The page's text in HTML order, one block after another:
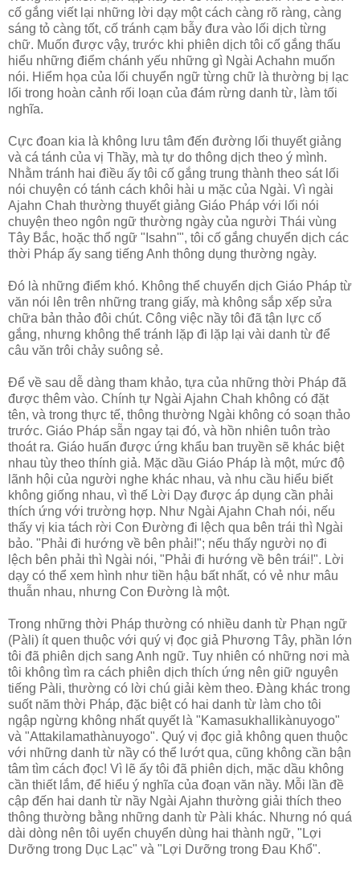
cố gắng viết lại những lời dạy một cách càng rõ ràng, càng
sáng tỏ càng tốt, cố tránh cạm bẫy đưa vào lối dịch từng
chữ. Muốn được vậy, trước khi phiên dịch tôi cố gắng thấu
hiểu những điểm chánh yếu những gì Ngài Achahn muốn
nói. Hiểm họa của lối chuyển ngữ từng chữ là thường bị lạc
lối trong hoàn cảnh rối loạn của đám rừng danh từ, làm tối
nghĩa.
Cực đoan kia là không lưu tâm đến đường lối thuyết giảng
và cá tánh của vị Thầy, mà tự do thông dịch theo ý mình.
Nhằm tránh hai điều ấy tôi cố gắng trung thành theo sát lối
nói chuyện có tánh cách khôi hài u mặc của Ngài. Vì ngài
Ajahn Chah thường thuyết giảng Giáo Pháp với lối nói
chuyện theo ngôn ngữ thường ngày của người Thái vùng
Tây Bắc, hoặc thổ ngữ "Isahn'", tôi cố gắng chuyển dịch các
thời Pháp ấy sang tiếng Anh thông dụng thường ngày.
Đó là những điểm khó. Không thể chuyển dịch Giáo Pháp từ
văn nói lên trên những trang giấy, mà không sắp xếp sửa
chữa bản thảo đôi chút. Công việc nầy tôi đã tận lực cố
gắng, nhưng không thể tránh lặp đi lặp lại vài danh từ để
câu văn trôi chảy suông sẻ.
Để về sau dễ dàng tham khảo, tựa của những thời Pháp đã
được thêm vào. Chính tự Ngài Ajahn Chah không có đặt
tên, và trong thực tế, thông thường Ngài không có soạn thảo
trước. Giáo Pháp sẵn ngay tại đó, và hồn nhiên tuôn trào
thoát ra. Giáo huấn được ứng khẩu ban truyền sẽ khác biệt
nhau tùy theo thính giả. Mặc dầu Giáo Pháp là một, mức độ
lãnh hội của người nghe khác nhau, và nhu cầu hiểu biết
không giống nhau, vì thế Lời Dạy được áp dụng cần phải
thích ứng với trường hợp. Như Ngài Ajahn Chah nói, nếu
thấy vị kia tách rời Con Đường đi lệch qua bên trái thì Ngài
bảo. "Phải đi hướng về bên phải!"; nếu thấy người nọ đi
lệch bên phải thì Ngài nói, "Phải đi hướng về bên trái!". Lời
dạy có thể xem hình như tiền hậu bất nhất, có vẻ như mâu
thuẫn nhau, nhưng Con Đường là một.
Trong những thời Pháp thường có nhiều danh từ Phạn ngữ
(Pàli) ít quen thuộc với quý vị đọc giả Phương Tây, phần lớn
tôi đã phiên dịch sang Anh ngữ. Tuy nhiên có những nơi mà
tôi không tìm ra cách phiên dịch thích ứng nên giữ nguyên
tiếng Pàli, thường có lời chú giải kèm theo. Đàng khác trong
suốt năm thời Pháp, đặc biệt có hai danh từ làm cho tôi
ngập ngừng không nhất quyết là "Kamasukhallikànuyogo"
và "Attakilamathànuyogo". Quý vị đọc giả không quen thuộc
với những danh từ nầy có thể lướt qua, cũng không cần bận
tâm tìm cách đọc! Vì lẽ ấy tôi đã phiên dịch, mặc dầu không
cần thiết lắm, để hiểu ý nghĩa của đoạn văn nầy. Mỗi lần đề
cập đến hai danh từ nầy Ngài Ajahn thường giải thích theo
thông thường bằng những danh từ Pàli khác. Nhưng nó quá
dài dòng nên tôi uyển chuyển dùng hai thành ngữ, "Lợi
Dưỡng trong Dục Lạc" và "Lợi Dưỡng trong Đau Khổ".